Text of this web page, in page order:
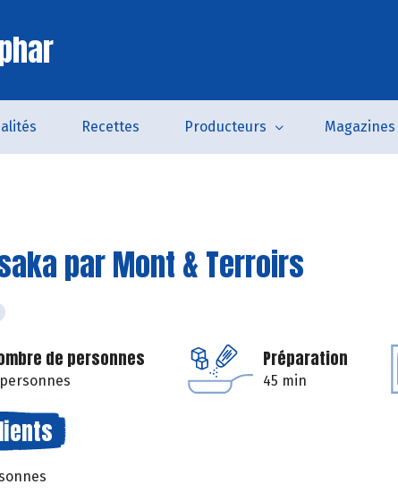
Recettes Producteurs Magazines
par Mont & Terroirs
de personnes Préparation
45 min